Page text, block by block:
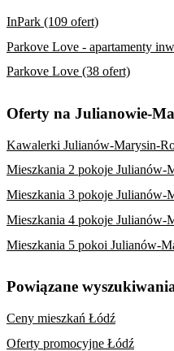
InPark (109 ofert)
Parkove Love - apartamenty
Parkove Love (38 ofert)
Oferty na Julianowie-
Kawalerki Julianów-Marysin-
Mieszkania 2 pokoje Julianów-
Mieszkania 3 pokoje Julianów-
Mieszkania 4 pokoje Julianów-
Mieszkania 5 pokoi Julianów-
Powiązane
Ceny mieszkań Łódź
Oferty promocyjne Łódź